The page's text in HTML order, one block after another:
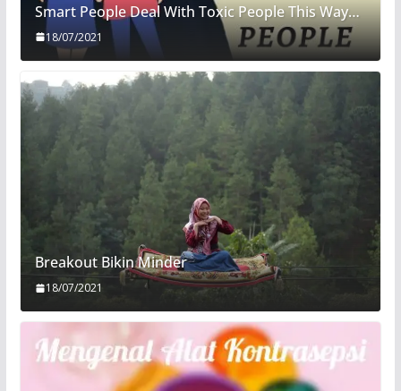
Smart People Deal With Toxic People This Way…
18/07/2021
Breakout Bikin Minder
18/07/2021